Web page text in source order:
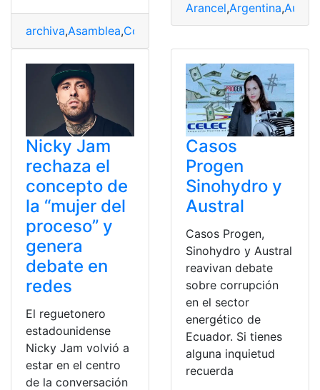
archiva,Asamblea,Continua
Arancel,Argentina,Autos
Nicky Jam
rechaza el
concepto de
la “mujer del
proceso” y
genera
debate en
redes
El reguetonero
estadounidense
Nicky Jam volvió a
estar en el centro
de la conversación
Casos
Progen
Sinohydro y
Austral
Casos Progen,
Sinohydro y Austral
reavivan debate
sobre corrupción
en el sector
energético de
Ecuador. Si tienes
alguna inquietud
recuerda